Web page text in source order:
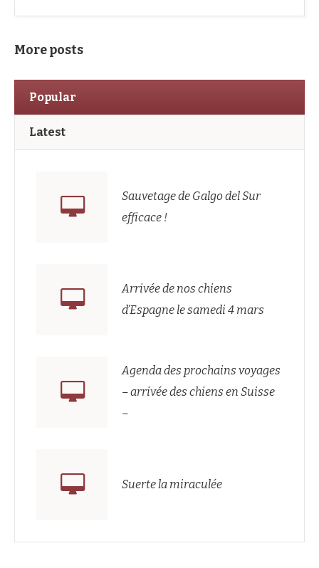
More posts
Popular
Latest
Sauvetage de Galgo del Sur
efficace !
Arrivée de nos chiens
d’Espagne le samedi 4 mars
Agenda des prochains voyages
– arrivée des chiens en Suisse
–
Suerte la miraculée